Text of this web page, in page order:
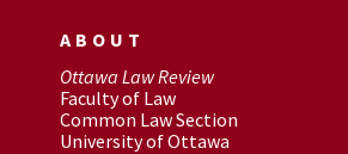
ABOUT
Ottawa Law Review
Faculty of Law
Common Law Section
University of Ottawa